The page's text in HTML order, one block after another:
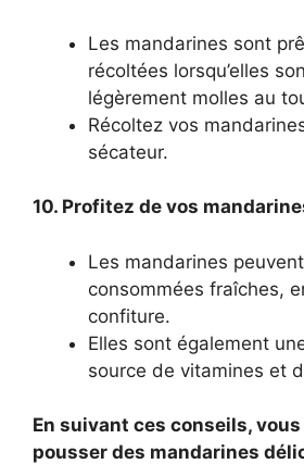
Les mandarines sont
récoltées lorsqu’elles
légèrement molles au
Récoltez vos mandarines
sécateur.
10. Profitez de vos
Les mandarines
consommées fraîches,
confiture.
Elles sont également
source de vitamines et
En suivant ces conseils,
pousser des mandarines